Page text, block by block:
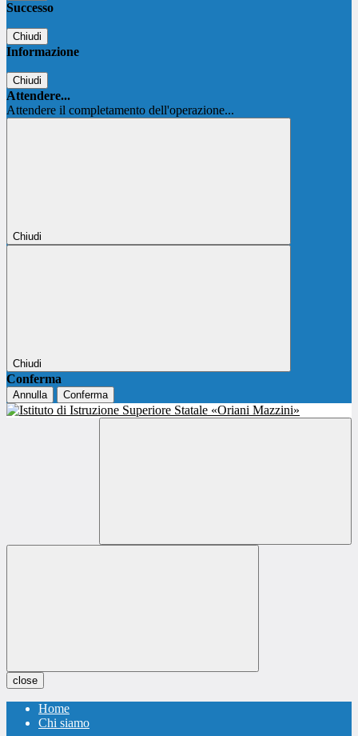
Successo
Chiudi
Informazione
Chiudi
Attendere...
Attendere il completamento dell'operazione...
Chiudi
Chiudi
Conferma
Annulla Conferma
close
Home
Chi siamo